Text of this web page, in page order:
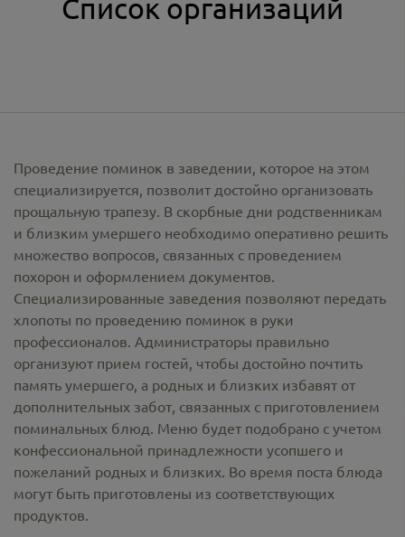
Список организаций
Проведение поминок в заведении, которое на этом
специализируется, позволит достойно организовать
прощальную трапезу. В скорбные дни родственникам
и близким умершего необходимо оперативно решить
множество вопросов, связанных с проведением
похорон и оформлением документов.
Специализированные заведения позволяют передать
хлопоты по проведению поминок в руки
профессионалов. Администраторы правильно
организуют прием гостей, чтобы достойно почтить
память умершего, а родных и близких избавят от
дополнительных забот, связанных с приготовлением
поминальных блюд. Меню будет подобрано с учетом
конфессиональной принадлежности усопшего и
пожеланий родных и близких. Во время поста блюда
могут быть приготовлены из соответствующих
продуктов.